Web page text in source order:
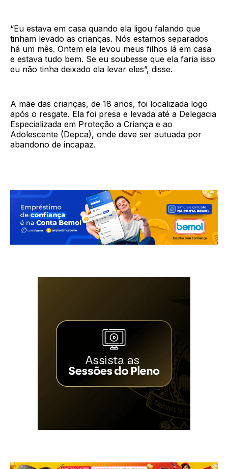
“Eu estava em casa quando ela ligou falando que
tinham levado as crianças. Nós estamos separados
há um mês. Ontem ela levou meus filhos lá em casa
e estava tudo bem. Se eu soubesse que ela faria isso
eu não tinha deixado ela levar eles”, disse.
A mãe das crianças, de 18 anos, foi localizada logo
após o resgate. Ela foi presa e levada até a Delegacia
Especializada em Proteção a Criança e ao
Adolescente (Depca), onde deve ser autuada por
abandono de incapaz.